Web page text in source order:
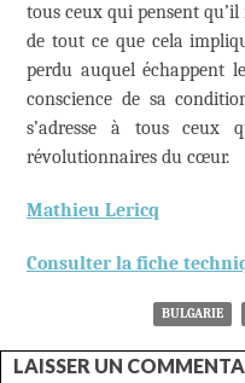
tous ceux qui pensent qu’il
de tout ce que cela
perdu auquel échappent
conscience de sa
s’adresse à tous ceux
révolutionnaires du cœur.
Mathieu Lericq
Consulter la fiche
BULGARIE
LAISSER UN